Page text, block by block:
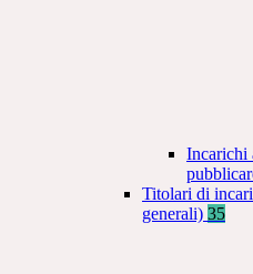
Incarichi
Titolari di
generali) 35